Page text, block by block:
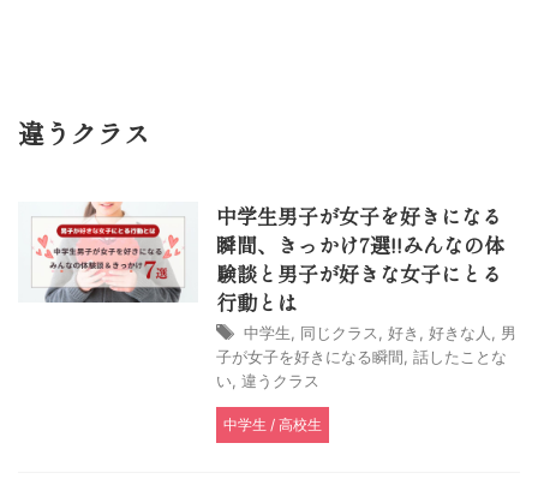
違うクラス
中学生男子が女子を好きになる
瞬間、きっかけ7選!!みんなの体
験談と男子が好きな女子にとる
行動とは
中学生 同じクラス 好き 好きな人
男
子が女子を好きになる瞬間 話したことな
い 違うクラス
中学生 / 高校生